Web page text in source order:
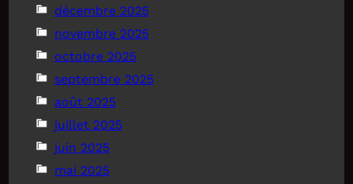
décembre 2025
novembre 2025
octobre 2025
septembre 2025
août 2025
juillet 2025
juin 2025
mai 2025